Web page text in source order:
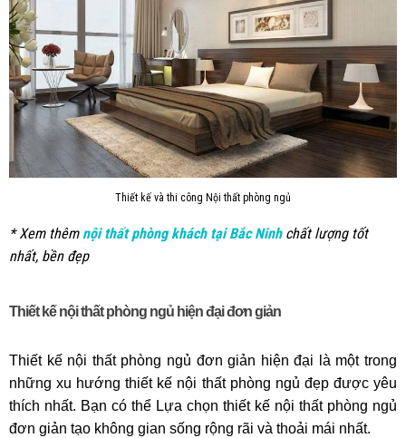
Thiết kế và thi công Nội thất phòng ngủ
* Xem thêmnội thất phòng khách tại Bắc Ninhchất lượng tốt
nhất, bền đẹp
Thiết kế nội thất phòng ngủ hiện đại đơn giản
Thiết kế nội thất phòng ngủ đơn giản hiện đại là một trong
những xu hướng thiết kế nội thất phòng ngủ đẹp được yêu
thích nhất. Bạn có thể Lựa chọn thiết kế nội thất phòng ngủ
đơn giản tạo không gian sống rộng rãi và thoải mái nhất.